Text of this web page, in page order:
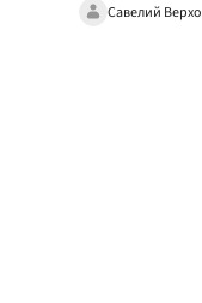
Савелий